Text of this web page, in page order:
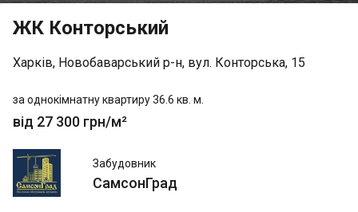
ЖК Конторський
Харків, Новобаварський р-н, вул. Конторська, 15
за однокімнатну квартиру 36.6 кв. м.
від 27 300 грн/м²
СамсонГрад Забудовник
СамсонГрад